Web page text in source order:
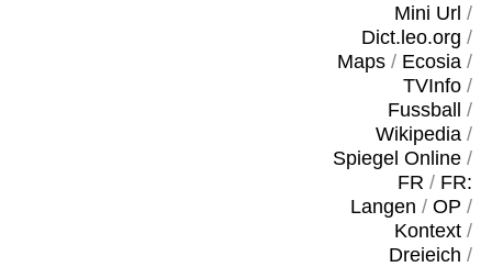
Mini Url /
Dict.leo.org /
Maps/ Ecosia/
TVInfo/
Fussball
/
Wikipedia/
Spiegel Online/
FR / FR:
Langen / OP /
Kontext/
Dreieich /